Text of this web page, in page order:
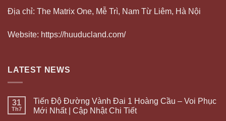
Địa chỉ: The Matrix One, Mễ Trì, Nam Từ Liêm, Hà Nội
Website: https://huuducland.com/
LATEST NEWS
31
Th7
Tiến Độ Đường Vành Đai 1 Hoàng Cầu – Voi Phục
Mới Nhất | Cập Nhật Chi Tiết